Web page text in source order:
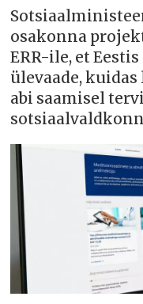
osakonna
ERR-ile, et
ülevaade,
abi saamisel